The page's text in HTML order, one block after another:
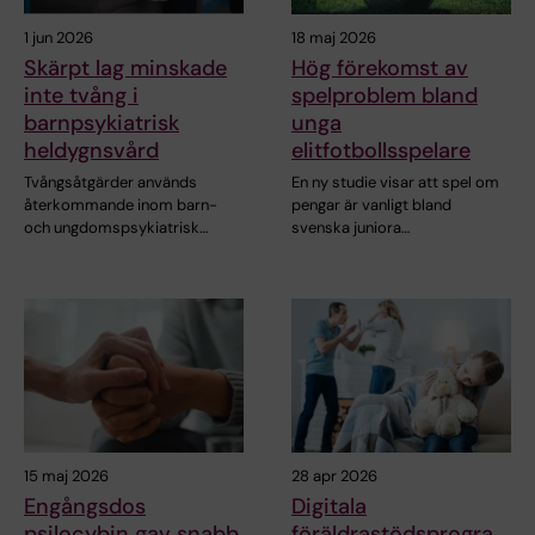
1 jun 2026
Skärpt lag minskade
inte tvång i
barnpsykiatrisk
heldygnsvård
Tvångsåtgärder används
återkommande inom barn-
och ungdomspsykiatrisk…
18 maj 2026
Hög förekomst av
spelproblem bland
unga
elitfotbollsspelare
En ny studie visar att spel om
pengar är vanligt bland
svenska juniora…
15 maj 2026
Engångsdos
28 apr 2026
Digitala